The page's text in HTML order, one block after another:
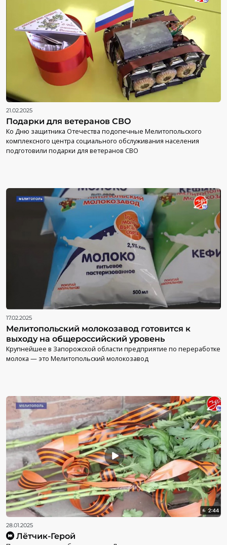
21.02.2025
Подарки для ветеранов СВО
Ко Дню защитника Отечества подопечные Мелитопольского
комплексного центра социального обслуживания населения
подготовили подарки для ветеранов СВО
17.02.2025
Мелитопольский молокозавод готовится к
выходу на общероссийский уровень
Крупнейшее в Запорожской области предприятие по переработке
молока — это Мелитопольский молокозавод
28.01.2025
Лётчик-Герой